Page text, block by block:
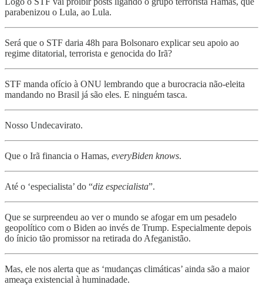
parabenizou o Lula, ao Lula.
Será que o STF daria 48h para Bolsonaro explicar seu apoio ao
regime ditatorial, terrorista e genocida do Irã?
STF manda ofício à ONU lembrando que a burocracia não-eleita
mandando no Brasil já são eles. E ninguém tasca.
Nosso Undecavirato.
Que o Irã financia o Hamas, everyBiden knows.
Até o ‘especialista’ do “diz especialista”.
Que se surpreendeu ao ver o mundo se afogar em um pesadelo
geopolítico com o Biden ao invés de Trump. Especialmente depois
do ínicio tão promissor na retirada do Afeganistão.
Mas, ele nos alerta que as ‘mudanças climáticas’ ainda são a maior
ameaça existencial à huminadade.